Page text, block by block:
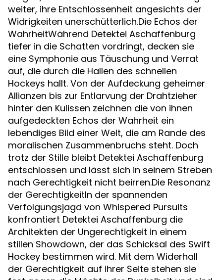
weiter, ihre Entschlossenheit angesichts der
Widrigkeiten unerschütterlich.Die Echos der
WahrheitWährend Detektei Aschaffenburg
tiefer in die Schatten vordringt, decken sie
eine Symphonie aus Täuschung und Verrat
auf, die durch die Hallen des schnellen
Hockeys hallt. Von der Aufdeckung geheimer
Allianzen bis zur Entlarvung der Drahtzieher
hinter den Kulissen zeichnen die von ihnen
aufgedeckten Echos der Wahrheit ein
lebendiges Bild einer Welt, die am Rande des
moralischen Zusammenbruchs steht. Doch
trotz der Stille bleibt Detektei Aschaffenburg
entschlossen und lässt sich in seinem Streben
nach Gerechtigkeit nicht beirren.Die Resonanz
der GerechtigkeitIn der spannenden
Verfolgungsjagd von Whispered Pursuits
konfrontiert Detektei Aschaffenburg die
Architekten der Ungerechtigkeit in einem
stillen Showdown, der das Schicksal des Swift
Hockey bestimmen wird. Mit dem Widerhall
der Gerechtigkeit auf ihrer Seite stehen sie